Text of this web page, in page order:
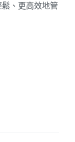
鬆、更高效地管